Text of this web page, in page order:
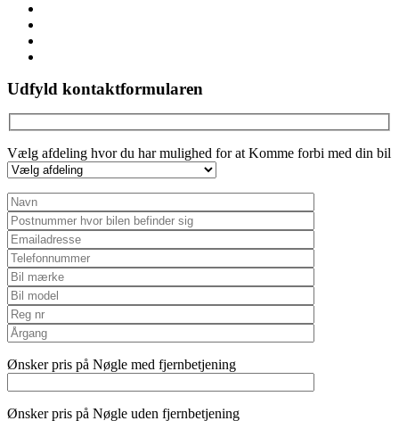
Udfyld kontaktformularen
Vælg afdeling hvor du har mulighed for at Komme forbi med din bil
Ønsker pris på Nøgle med fjernbetjening
Ønsker pris på Nøgle uden fjernbetjening